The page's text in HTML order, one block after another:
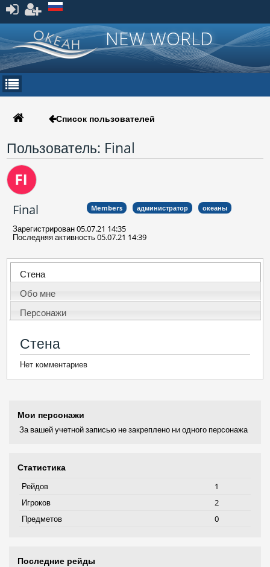
Зарегистрироваться
NEW WORLD
Мои персонажи
За вашей учетной записью не закреплено ни одного персонажа
Статистика
Рейдов
1
Игроков
2
Предметов
0
Последние рейды
Список пользователей
Пользователь: Final
Final Members администратор океаны
Зарегистрирован 05.07.21 14:35
Последняя активность 05.07.21 14:39
Стена
Обо мне
Персонажи
Стена
Нет комментариев